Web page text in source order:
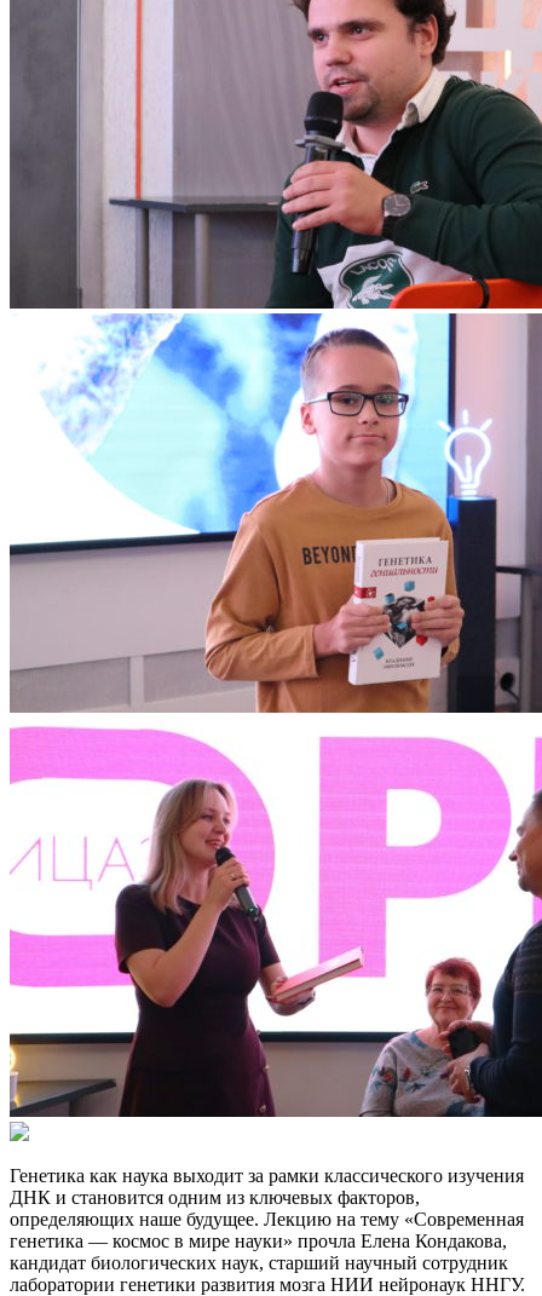
Генетика как наука выходит за рамки классического изучения
ДНК и становится одним из ключевых факторов,
определяющих наше будущее. Лекцию на тему «Современная
генетика — космос в мире науки» прочла Елена Кондакова,
кандидат биологических наук, старший научный сотрудник
лаборатории генетики развития мозга НИИ нейронаук ННГУ.